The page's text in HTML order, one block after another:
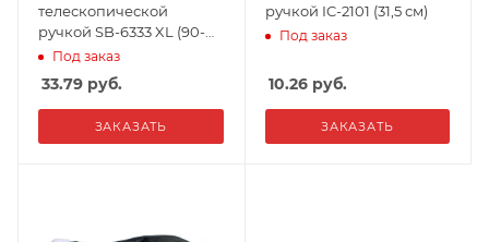
телескопической
ручкой SB-6333 XL (90-
120 см)
Под заказ
33.79 руб.
ЗАКАЗАТЬ
ручкой IC-2101 (31,5 см)
Под заказ
10.26руб.
ЗАКАЗАТЬ